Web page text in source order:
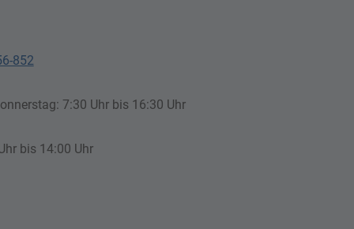
852
7:30 Uhr bis 16:30 Uhr
bis 14:00 Uhr